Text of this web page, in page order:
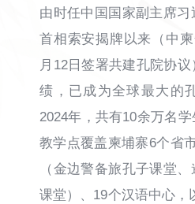
由时任中国国家副主席习
首相索安揭牌以来（中
月12日签署共建孔院协
绩，已成为全球最大的
2024年，共有10余万名
教学点覆盖柬埔寨6个省
（金边警备旅孔子课堂
课堂）、19个汉语中心，